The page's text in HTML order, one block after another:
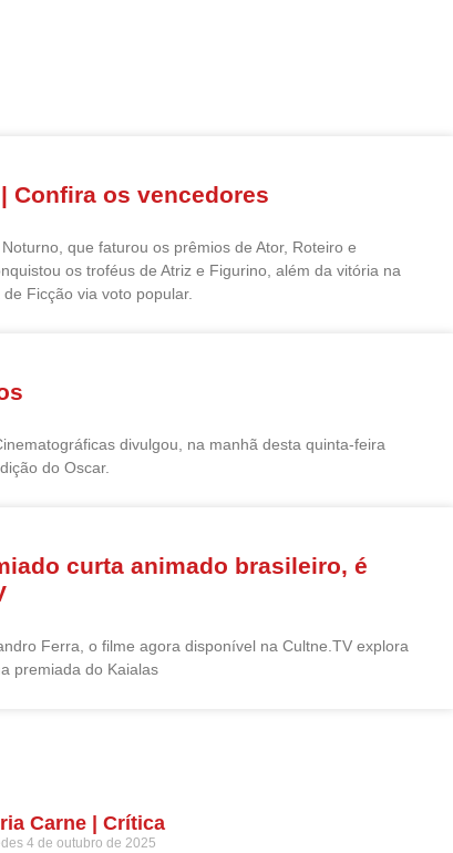
Confira os vencedores
que faturou os prêmios de Ator, Roteiro e
os troféus de Atriz e Figurino, além da vitória na
Ficção via voto popular.
divulgou, na manhã desta quinta-feira
do Oscar.
curta animado brasileiro, é
Ferra, o filme agora disponível na Cultne.TV explora
premiada do Kaialas
Carne | Crítica
4 de outubro de 2025